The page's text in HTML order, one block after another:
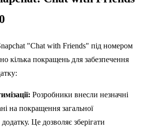
"Chat with Friends" під номером
кілька покращень для забезпечення
Розробники внесли незначні
на покращення загальної
Це дозволяє зберігати